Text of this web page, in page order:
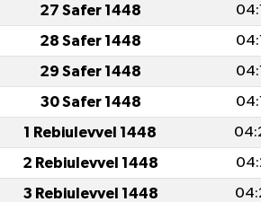
27 Safer 1448
28 Safer 1448
29 Safer 1448
30 Safer 1448
1 Rebiulevvel 1448
2 Rebiulevvel 1448
3 Rebiulevvel 1448